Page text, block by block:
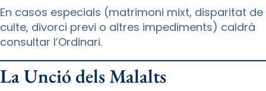
En casos especials (matrimoni mixt, disparitat de
culte, divorci previ o altres impediments) caldrà
consultar l’Ordinari.
La Unció dels Malalts